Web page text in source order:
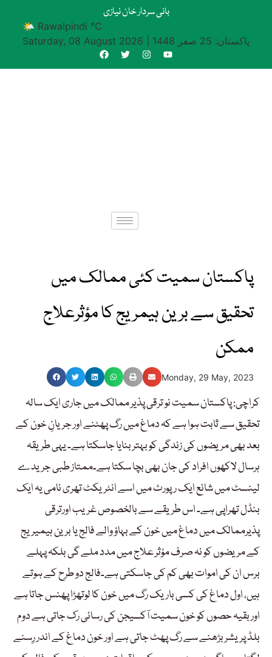
بانی سردار خان نیازی
🌤 Rawalpindi °C
Saturday, 08 August 2026
پاکستان: 25 صفر 1448
پاکستان سمیت کئی ممالک میں
تحقیق سے برین ہیمریج کا مؤثرعلاج
ممکن
Monday, 29 May, 2023
کراچی: پاکستان سمیت نو ترقی پذیر ممالک میں جاری ایک سالہ
تحقیق سے ثابت ہوا ہے کہ دماغ میں رگ پھٹنے اور جریانِ خون کے
بعد بھی مریضوں کی زندگی کو بہتر بنایا جاسکتا ہے۔ یہی طریقہ
ہرسال لاکھوں افراد کی جان بھی بچا سکتا ہے۔ممتاز طبی جریدے
لینسٹ میں شائع ایک رپورٹ میں اسے انٹریکٹ تھری نامی یہ ایک
بنڈل تھراپی ہے۔ اس طریقے سے بالخصوص غریب اورترقی
پذیرممالک میں دماغ میں خون کے بہاؤ والے فالج یا برین ہیمیریج
کے مریضوں کو نہ صرف مؤثر علاج میں مدد ملے گی بلکہ پہلے
برس ان کی اموات بھی کم کی جاسکتی ہے۔فالج دو طرح کے ہوتے
ہیں، اول دماغ کی کسی باریک رگ میں خون کا لوتھڑا پھنس جاتا ہے
اور بقیہ حصوں کو خون سمیت آکسیجن کی رسائی رک جاتی ہے دوم
بلڈ پریشر بڑھنے سے رگ پھٹ جاتی ہے اور خون دماغ کے اندر رِسنے